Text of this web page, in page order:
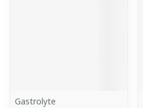
Gastrolyte